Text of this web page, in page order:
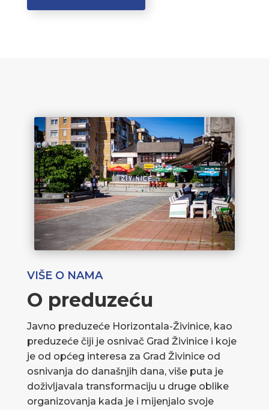
VIŠE O NAMA
O preduzeću
Javno preduzeće Horizontala-Živinice, kao
preduzeće čiji je osnivač Grad Živinice i koje
je od općeg interesa za Grad Živinice od
osnivanja do današnjih dana, više puta je
doživljavala transformaciju u druge oblike
organizovanja kada je i mijenjalo svoje